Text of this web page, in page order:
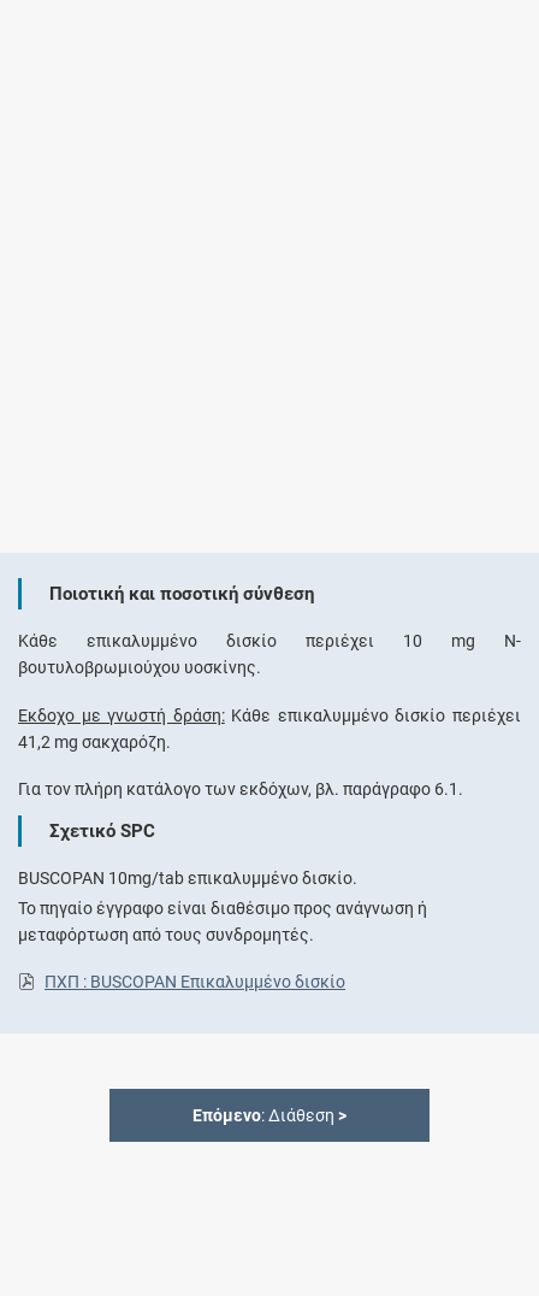
Ποιοτική και ποσοτική σύνθεση
Κάθε επικαλυμμένο δισκίο περιέχει 10 mg Ν-
βουτυλοβρωμιούχου υοσκίνης.
Έκδοχο με γνωστή δράση:Κάθε επικαλυμμένο δισκίο περιέχει
41,2 mg σακχαρόζη.
Για τον πλήρη κατάλογο των εκδόχων, βλ. παράγραφο 6.1.
Σχετικό SPC
BUSCOPAN 10mg/tab επικαλυμμένο δισκίο.
Το πηγαίο έγγραφο είναι διαθέσιμο προς ανάγνωση ή
μεταφόρτωση από τους συνδρομητές.
ΠΧΠ : BUSCOPAN Επικαλυμμένο δισκίο
Επόμενο: Διάθεση >